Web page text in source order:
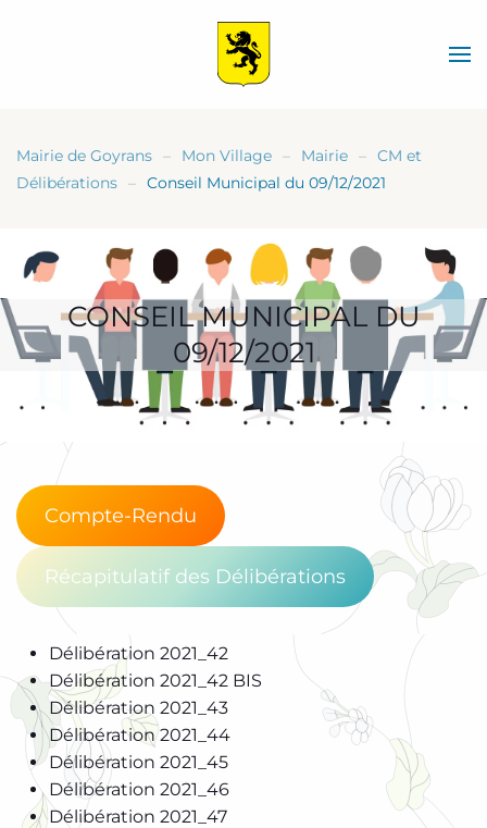
Mairie de Goyrans Mon Village Mairie
CM et
Délibérations
Conseil Municipal du 09/12/2021
CONSEIL MUNICIPAL DU
09/12/2021
Compte-Rendu
Récapitulatif des Délibérations
Délibération 2021_42
Délibération 2021_42 BIS
Délibération 2021_43
Délibération 2021_44
Délibération 2021_45
Délibération 2021_46
Délibération 2021_47